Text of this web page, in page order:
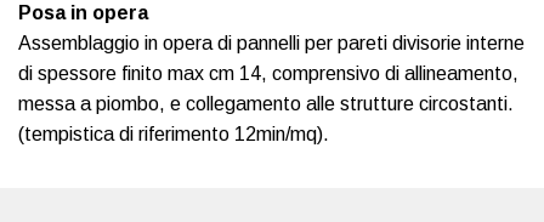
Posa in opera
Assemblaggio in opera di pannelli per pareti divisorie interne
di spessore finito max cm 14, comprensivo di allineamento,
messa a piombo, e collegamento alle strutture circostanti.
(tempistica di riferimento 12min/mq).